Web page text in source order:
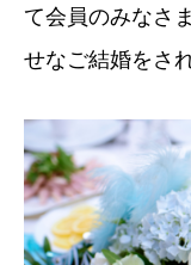
て会員のみなさ
せなご結婚をさ